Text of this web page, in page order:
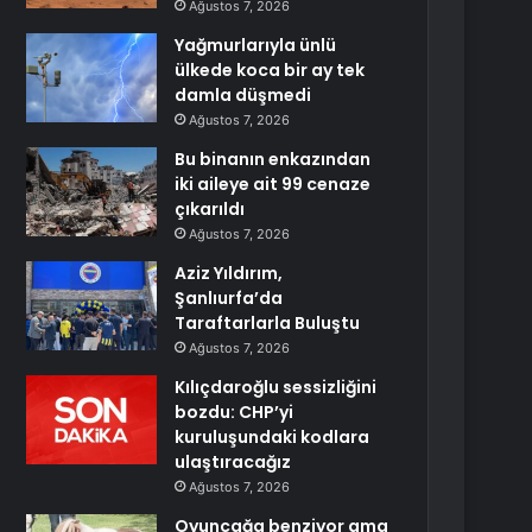
Ağustos 7, 2026
Yağmurlarıyla ünlü
ülkede koca bir ay tek
damla düşmedi
Ağustos 7, 2026
Bu binanın enkazından
iki aileye ait 99 cenaze
çıkarıldı
Ağustos 7, 2026
Aziz Yıldırım,
Şanlıurfa’da
Taraftarlarla Buluştu
Ağustos 7, 2026
Kılıçdaroğlu sessizliğini
bozdu: CHP’yi
kuruluşundaki kodlara
ulaştıracağız
Ağustos 7, 2026
Oyuncağa benziyor ama